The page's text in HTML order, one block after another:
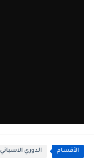
الأقسام الدوري الاسباني 2025/2026